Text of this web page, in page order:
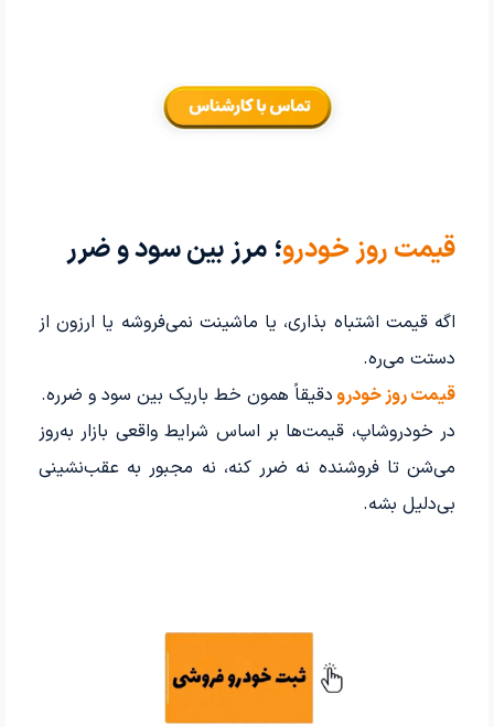
قیمت روز خودرو؛ مرز بین سود و ضرر
اگه قیمت اشتباه بذاری، یا ماشینت نمی‌فروشه یا ارزون از
دستت می‌ره.
قیمت روز خودرودقیقاً همون خط باریک بین سود و ضرره.
در خودروشاپ، قیمت‌ها بر اساس شرایط واقعی بازار به‌روز
می‌شن تا فروشنده نه ضرر کنه، نه مجبور به عقب‌نشینی
بی‌دلیل بشه.